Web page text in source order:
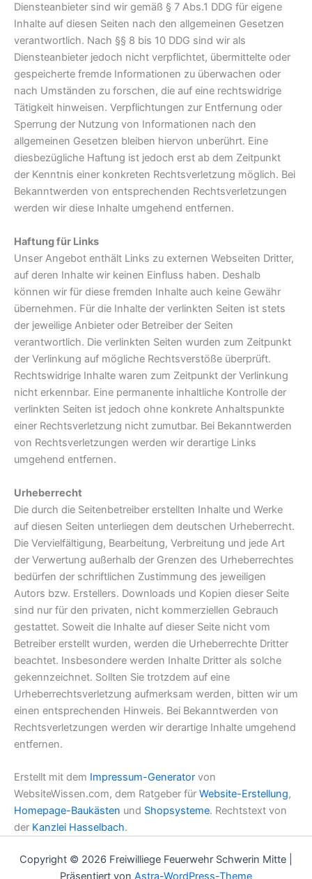
Diensteanbieter sind wir gemäß § 7 Abs.1 DDG für eigene
Inhalte auf diesen Seiten nach den allgemeinen Gesetzen
verantwortlich. Nach §§ 8 bis 10 DDG sind wir als
Diensteanbieter jedoch nicht verpflichtet, übermittelte oder
gespeicherte fremde Informationen zu überwachen oder
nach Umständen zu forschen, die auf eine rechtswidrige
Tätigkeit hinweisen. Verpflichtungen zur Entfernung oder
Sperrung der Nutzung von Informationen nach den
allgemeinen Gesetzen bleiben hiervon unberührt. Eine
diesbezügliche Haftung ist jedoch erst ab dem Zeitpunkt
der Kenntnis einer konkreten Rechtsverletzung möglich. Bei
Bekanntwerden von entsprechenden Rechtsverletzungen
werden wir diese Inhalte umgehend entfernen.
Haftung für Links
Unser Angebot enthält Links zu externen Webseiten Dritter,
auf deren Inhalte wir keinen Einfluss haben. Deshalb
können wir für diese fremden Inhalte auch keine Gewähr
übernehmen. Für die Inhalte der verlinkten Seiten ist stets
der jeweilige Anbieter oder Betreiber der Seiten
verantwortlich. Die verlinkten Seiten wurden zum Zeitpunkt
der Verlinkung auf mögliche Rechtsverstöße überprüft.
Rechtswidrige Inhalte waren zum Zeitpunkt der Verlinkung
nicht erkennbar. Eine permanente inhaltliche Kontrolle der
verlinkten Seiten ist jedoch ohne konkrete Anhaltspunkte
einer Rechtsverletzung nicht zumutbar. Bei Bekanntwerden
von Rechtsverletzungen werden wir derartige Links
umgehend entfernen.
Urheberrecht
Die durch die Seitenbetreiber erstellten Inhalte und Werke
auf diesen Seiten unterliegen dem deutschen Urheberrecht.
Die Vervielfältigung, Bearbeitung, Verbreitung und jede Art
der Verwertung außerhalb der Grenzen des Urheberrechtes
bedürfen der schriftlichen Zustimmung des jeweiligen
Autors bzw. Erstellers. Downloads und Kopien dieser Seite
sind nur für den privaten, nicht kommerziellen Gebrauch
gestattet. Soweit die Inhalte auf dieser Seite nicht vom
Betreiber erstellt wurden, werden die Urheberrechte Dritter
beachtet. Insbesondere werden Inhalte Dritter als solche
gekennzeichnet. Sollten Sie trotzdem auf eine
Urheberrechtsverletzung aufmerksam werden, bitten wir um
einen entsprechenden Hinweis. Bei Bekanntwerden von
Rechtsverletzungen werden wir derartige Inhalte umgehend
entfernen.
Erstellt mit dem Impressum-Generator von
WebsiteWissen.com, dem Ratgeber für Website-Erstellung,
Homepage-Baukästen und Shopsysteme. Rechtstext von
der Kanzlei Hasselbach.
Copyright © 2026 Freiwilliege Feuerwehr Schwerin Mitte |